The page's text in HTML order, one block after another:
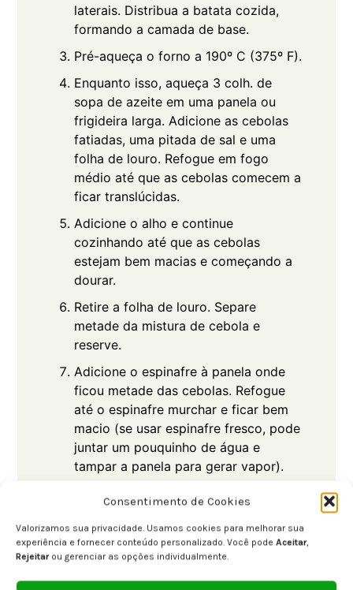
Consentimento de Cookies
Valorizamos sua privacidade. Usamos cookies para melhorar sua
experiência e fornecer conteúdo personalizado. Você pode Aceitar,
Rejeitarou gerenciar as opções individualmente.
laterais. Distribua a batata cozida,
formando a camada de base.
Pré-aqueça o forno a 190º C (375º F).
Enquanto isso, aqueça 3 colh. de
sopa de azeite em uma panela ou
frigideira larga. Adicione as cebolas
fatiadas, uma pitada de sal e uma
folha de louro. Refogue em fogo
médio até que as cebolas comecem a
ficar translúcidas.
Adicione o alho e continue
cozinhando até que as cebolas
estejam bem macias e começando a
dourar.
Retire a folha de louro. Separe
metade da mistura de cebola e
reserve.
Adicione o espinafre à panela onde
ficou metade das cebolas. Refogue
até o espinafre murchar e ficar bem
macio (se usar espinafre fresco, pode
juntar um pouquinho de água e
tampar a panela para gerar vapor).
a gosto.
Espalhe o espinafre refogado sobre